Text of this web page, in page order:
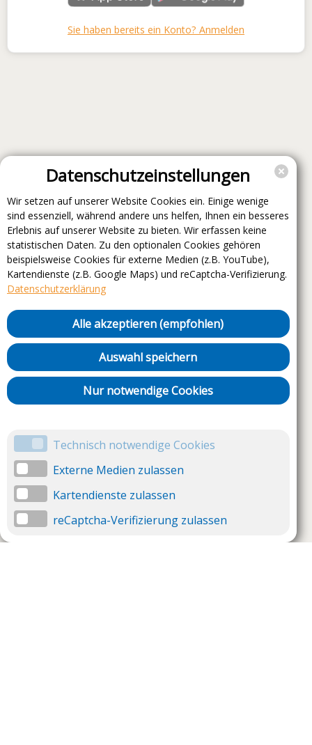
Sie haben bereits ein Konto? Anmelden
Datenschutzeinstellungen
Wir setzen auf unserer Website Cookies ein. Einige wenige
sind essenziell, während andere uns helfen, Ihnen ein besseres
Erlebnis auf unserer Website zu bieten. Wir erfassen keine
statistischen Daten. Zu den optionalen Cookies gehören
beispielsweise Cookies für externe Medien (z.B. YouTube),
Kartendienste (z.B. Google Maps) und reCaptcha-Verifizierung.
Datenschutzerklärung
Alle akzeptieren (empfohlen)
Auswahl speichern
Nur notwendige Cookies
Technisch notwendige Cookies
Externe Medien zulassen
Kartendienste zulassen
reCaptcha-Verifizierung zulassen